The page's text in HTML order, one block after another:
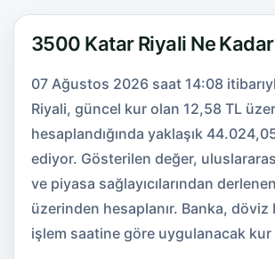
3500 Katar Riyali Ne
07 Ağustos 2026 saat 14:08
Riyali, güncel kur olan 12,58 TL
hesaplandığında yaklaşık
ediyor. Gösterilen değer,
ve piyasa sağlayıcılarından
üzerinden hesaplanır. Banka,
işlem saatine göre uygulanacak kur